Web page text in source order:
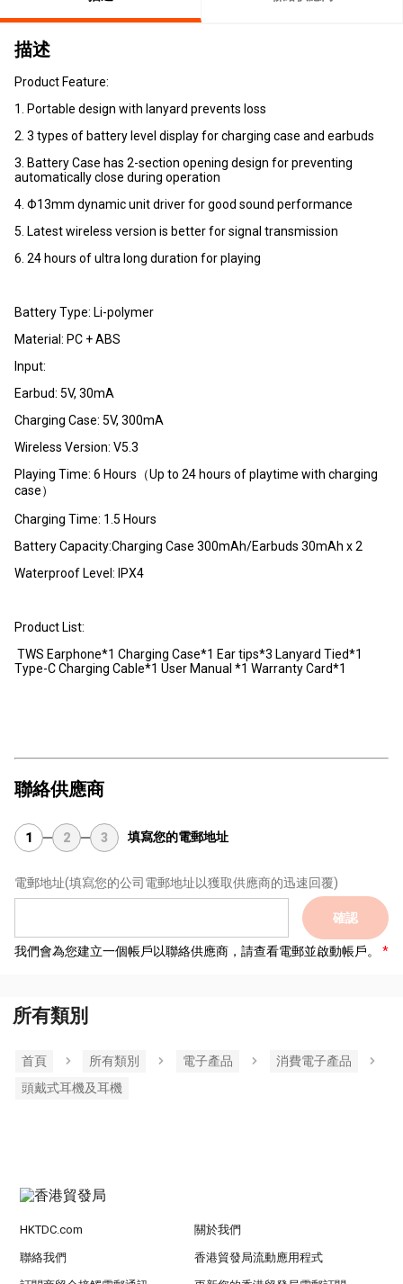
描述
Product Feature:
1. Portable design with lanyard prevents loss
2. 3 types of battery level display for charging case and earbuds
3. Battery Case has 2-section opening design for preventing
automatically close during operation
4. Φ13mm dynamic unit driver for good sound performance
5. Latest wireless version is better for signal transmission
6. 24 hours of ultra long duration for playing
Battery Type: Li-polymer
Material: PC + ABS
Input:
Earbud: 5V, 30mA
Charging Case: 5V, 300mA
Wireless Version: V5.3
Playing Time: 6 Hours（Up to 24 hours of playtime with charging
case）
Charging Time: 1.5 Hours
Battery Capacity:Charging Case 300mAh/Earbuds 30mAh x 2
Waterproof Level: IPX4
Product List:
TWS Earphone*1 Charging Case*1 Ear tips*3 Lanyard Tied*1
Type-C Charging Cable*1 User Manual *1 Warranty Card*1
聯絡供應商
1 2 3 填寫您的電郵地址
電郵地址(填寫您的公司電郵地址以獲取供應商的迅速回覆)
確認
我們會為您建立一個帳戶以聯絡供應商，請查看電郵並啟動帳戶。
所有類別
首頁 所有類別 電子產品
消費電子產品
頭戴式耳機及耳機
HKTDC.com 關於我們
聯絡我們 香港貿發局流動應用程式